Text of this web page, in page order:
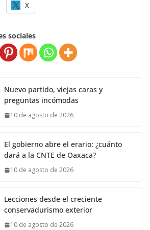
X
sociales
Nuevo partido, viejas caras y
preguntas incómodas
10 de agosto de 2026
El gobierno abre el erario: ¿cuánto
dará a la CNTE de Oaxaca?
10 de agosto de 2026
Lecciones desde el creciente
conservadurismo exterior
10 de agosto de 2026